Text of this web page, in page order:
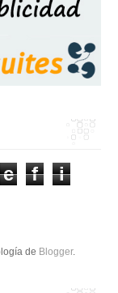
e f
i
de Blogger.